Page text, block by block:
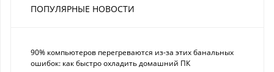
ПОПУЛЯРНЫЕ НОВОСТИ
90% компьютеров перегреваются из-за этих банальных
ошибок: как быстро охладить домашний ПК